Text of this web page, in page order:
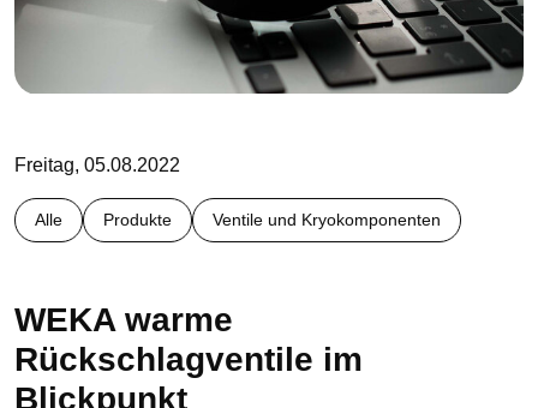
Freitag, 05.08.2022
Alle Produkte Ventile und Kryokomponenten
WEKA warme
Rückschlagventile im
Blickpunkt